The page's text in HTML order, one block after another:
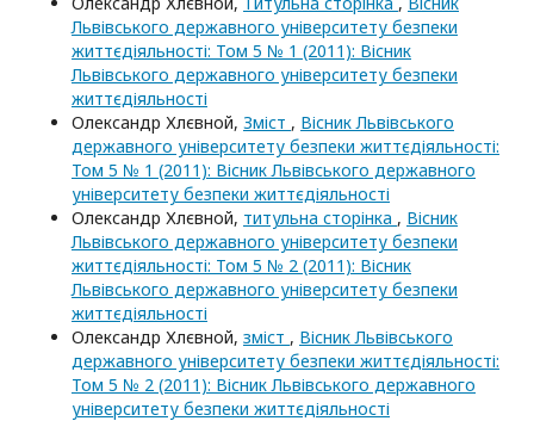
Львівського державного університету безпеки
життєдіяльності: Том 5 № 1 (2011): Вісник
Львівського державного університету безпеки
життєдіяльності
Олександр Хлєвной, Зміст , Вісник Львівського
державного університету безпеки життєдіяльності:
Том 5 № 1 (2011): Вісник Львівського державного
університету безпеки життєдіяльності
Олександр Хлєвной, титульна сторінка , Вісник
Львівського державного університету безпеки
життєдіяльності: Том 5 № 2 (2011): Вісник
Львівського державного університету безпеки
життєдіяльності
Олександр Хлєвной, зміст , Вісник Львівського
державного університету безпеки життєдіяльності:
Том 5 № 2 (2011): Вісник Львівського державного
університету безпеки життєдіяльності